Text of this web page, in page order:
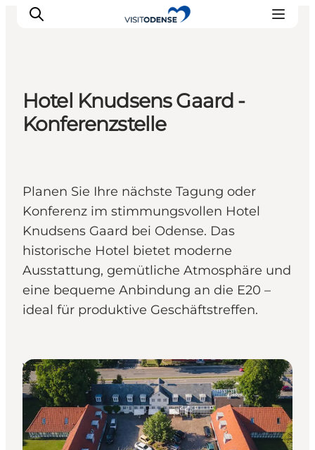
Odense erleben
Hotel Knudsens Gaard -
Konferenzstelle
Planen Sie Ihre nächste Tagung oder
Konferenz im stimmungsvollen Hotel
Knudsens Gaard bei Odense. Das
historische Hotel bietet moderne
Ausstattung, gemütliche Atmosphäre und
eine bequeme Anbindung an die E20 –
ideal für produktive Geschäftstreffen.
Venues